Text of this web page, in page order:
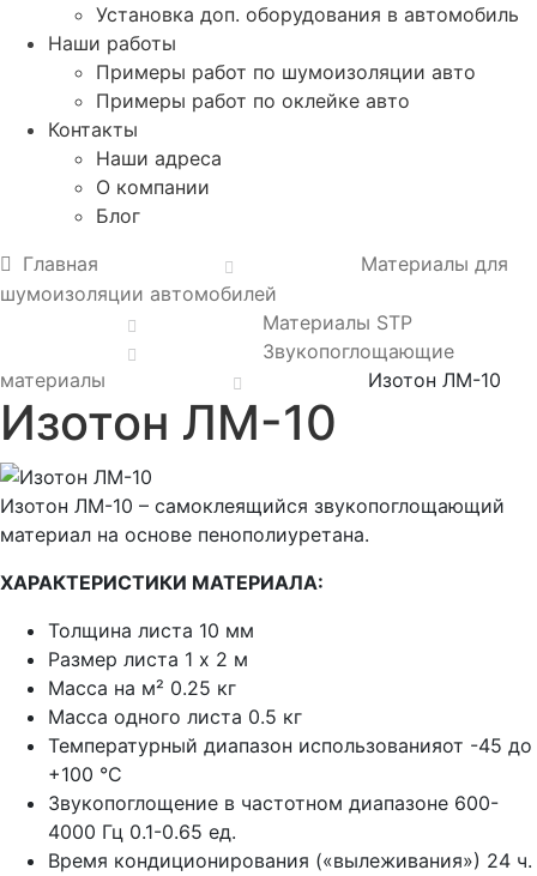
Установка доп. оборудования в автомобиль
Наши работы
Примеры работ по шумоизоляции авто
Примеры работ по оклейке авто
Контакты
Наши адреса
О компании
Блог
Главная
Материалы для
шумоизоляции автомобилей
Материалы STP
Звукопоглощающие
материалы
Изотон ЛМ-10
Изотон ЛМ-10
Изотон ЛМ-10 – самоклеящийся звукопоглощающий
материал на основе пенополиуретана.
ХАРАКТЕРИСТИКИ МАТЕРИАЛА:
Толщина листа 10 мм
Размер листа 1 х 2 м
Масса на м² 0.25 кг
Масса одного листа 0.5 кг
Температурный диапазон использованияот -45 до
+100 °С
Звукопоглощение в частотном диапазоне 600-
4000 Гц 0.1-0.65 ед.
Время кондиционирования («вылеживания») 24 ч.